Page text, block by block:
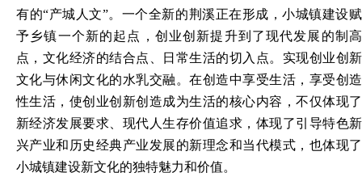
有的“产城人文”。一个全新的荆溪正在形成，小城镇建设赋
予乡镇一个新的起点，创业创新提升到了现代发展的制高
点，文化经济的结合点、日常生活的切入点。实现创业创新
文化与休闲文化的水乳交融。在创造中享受生活，享受创造
性生活，使创业创新创造成为生活的核心内容，不仅体现了
新经济发展要求、现代人生存价值追求，体现了引导特色新
兴产业和历史经典产业发展的新理念和当代模式，也体现了
小城镇建设新文化的独特魅力和价值。